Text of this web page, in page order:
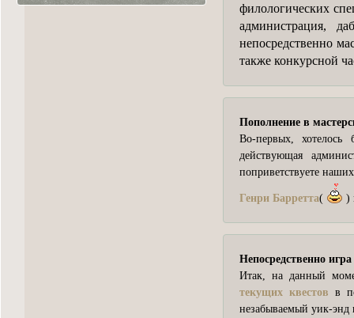
филологических
администрация,
непосредственно
также конкурсной
Пополнение в
Во-первых, хотелось
действующая
поприветствуете
Генри Барретта( )
Непосредственно
Итак, на данный
текущих квестов в
незабываемый уик-